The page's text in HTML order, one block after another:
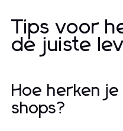
Tips voor
de juiste
Hoe herken
shops?